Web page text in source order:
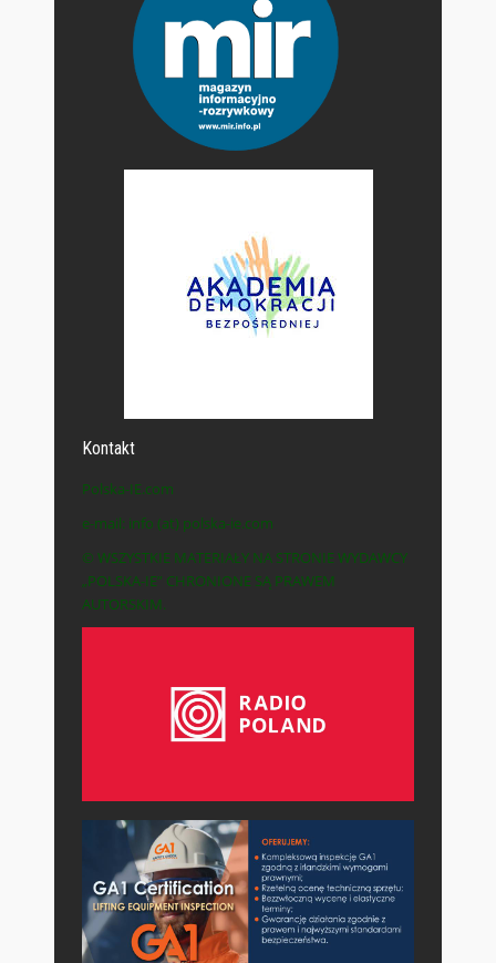
Kontakt
Polska-IE.com
e-mail: info (at) polska-ie.com
© WSZYSTKIE MATERIAŁY NA STRONIE WYDAWCY
„POLSKA-IE” CHRONIONE SĄ PRAWEM
AUTORSKIM.